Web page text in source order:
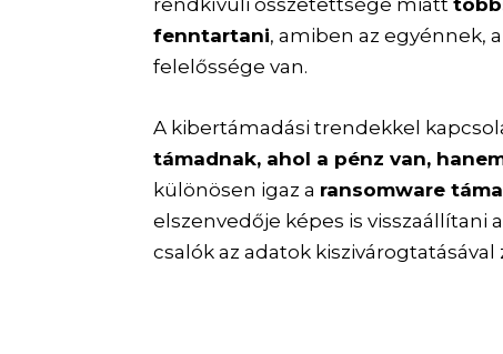
fenntartani, amiben az egyénnek,
felelőssége van.
A kibertámadási trendekkel
támadnak, ahol a pénz van,
különösen igaz a ransomware
elszenvedője képes is visszaállítani
csalók az adatok